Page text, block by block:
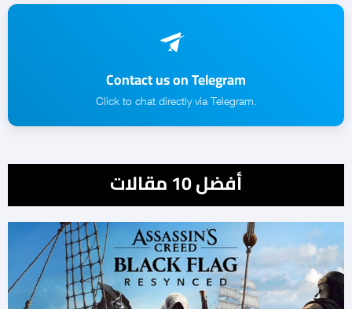
Contact us on Telegram
.Click to chat directly via Telegram
أفضل 10 مقالات